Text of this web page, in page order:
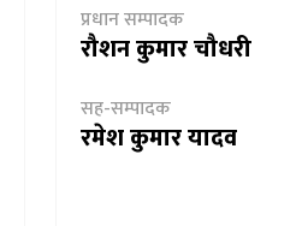
प्रधान सम्पादक
रौशन कुमार चौधरी
सह-सम्पादक
रमेश कुमार यादव